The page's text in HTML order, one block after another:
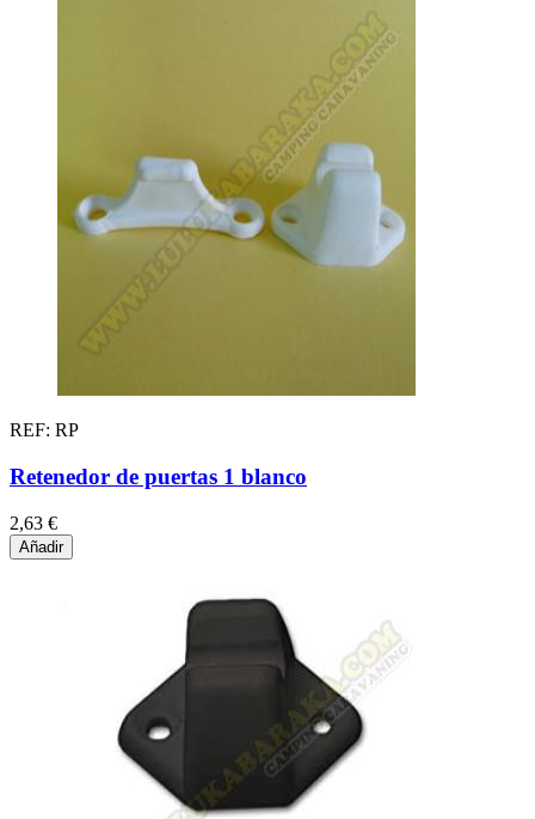
REF: RP
Retenedor de puertas 1 blanco
2,63 €
Añadir